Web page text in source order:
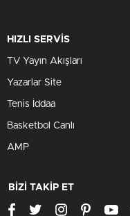
HIZLI SERVİS
TV Yayın Akışları
Yazarlar Site
Tenis İddaa
Basketbol Canlı
AMP
BİZİ TAKİP ET